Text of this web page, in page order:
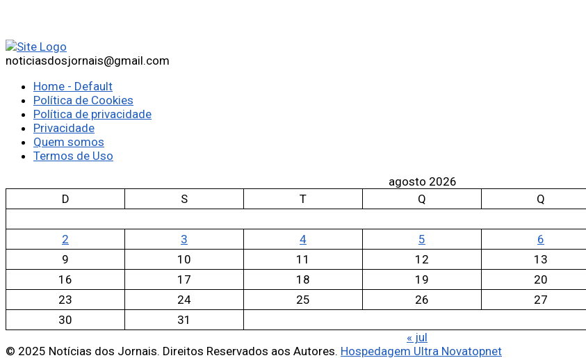
noticiasdosjornais@gmail.com
Home - Default
Política de Cookies
Política de privacidade
Privacidade
Quem somos
Termos de Uso
agosto 2026
D
S T Q Q
2
3 4 5 6
9
10 11 12 13
16
17 18 19 20
23
24 25 26 27
30
31
« jul
© 2025 Notícias dos Jornais. Direitos Reservados aos Autores. Hospedagem Ultra Novatopnet